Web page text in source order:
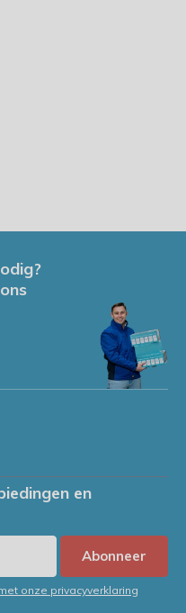
en
Abonneer
onze privacyverklaring